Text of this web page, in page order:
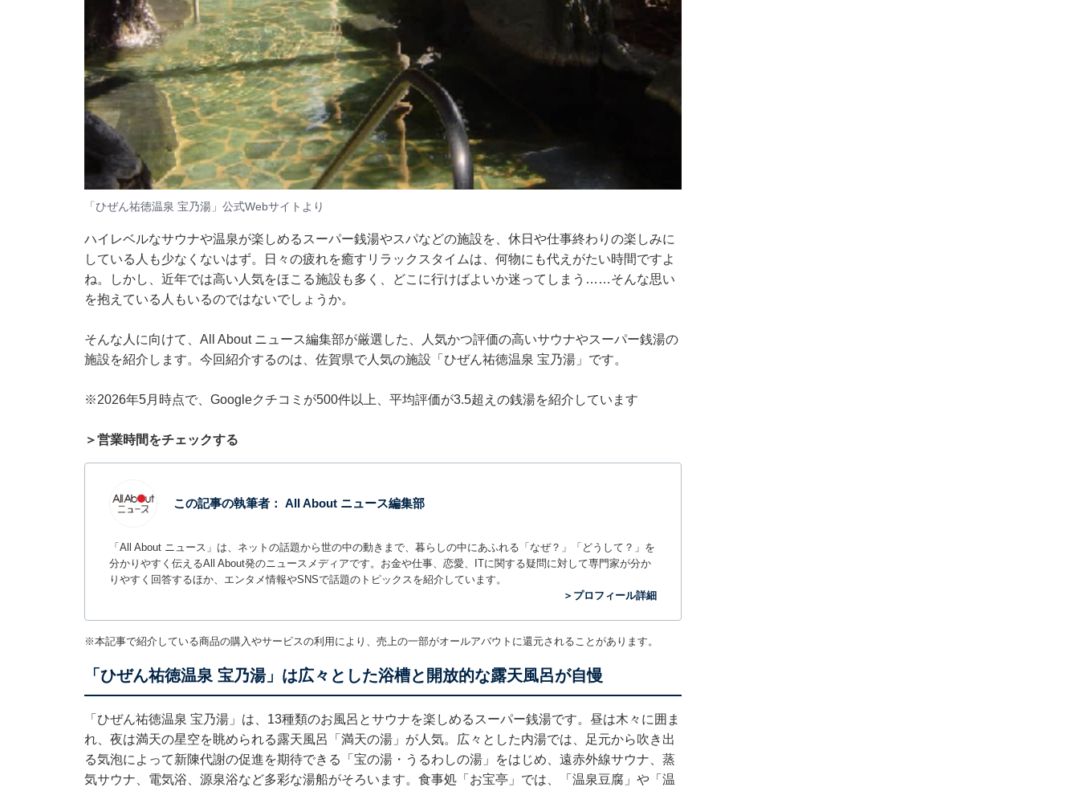
「ひぜん祐徳温泉 宝乃湯」公式Webサイトより
ハイレベルなサウナや温泉が楽しめるスーパー銭湯やスパなどの施設を、休日や仕事終わりの楽しみに
している人も少なくないはず。日々の疲れを癒すリラックスタイムは、何物にも代えがたい時間ですよ
ね。しかし、近年では高い人気をほこる施設も多く、どこに行けばよいか迷ってしまう……そんな思い
を抱えている人もいるのではないでしょうか。
そんな人に向けて、All About ニュース編集部が厳選した、人気かつ評価の高いサウナやスーパー銭湯の
施設を紹介します。今回紹介するのは、佐賀県で人気の施設「ひぜん祐徳温泉 宝乃湯」です。
※2026年5月時点で、Googleクチコミが500件以上、平均評価が3.5超えの銭湯を紹介しています
＞営業時間をチェックする
この記事の執筆者： All About ニュース編集部
「All About ニュース」は、ネットの話題から世の中の動きまで、暮らしの中にあふれる「なぜ？」「どうして？」を
分かりやすく伝えるAll About発のニュースメディアです。お金や仕事、恋愛、ITに関する疑問に対して専門家が分か
りやすく回答するほか、エンタメ情報やSNSで話題のトピックスを紹介しています。
＞プロフィール詳細
※本記事で紹介している商品の購入やサービスの利用により、売上の一部がオールアバウトに還元されることがあります。
「ひぜん祐徳温泉 宝乃湯」は広々とした浴槽と開放的な露天風呂が自慢
「ひぜん祐徳温泉 宝乃湯」は、13種類のお風呂とサウナを楽しめるスーパー銭湯です。昼は木々に囲ま
れ、夜は満天の星空を眺められる露天風呂「満天の湯」が人気。広々とした内湯では、足元から吹き出
る気泡によって新陳代謝の促進を期待できる「宝の湯・うるわしの湯」をはじめ、遠赤外線サウナ、蒸
気サウナ、電気浴、源泉浴など多彩な湯船がそろいます。食事処「お宝亭」では、「温泉豆腐」や「温